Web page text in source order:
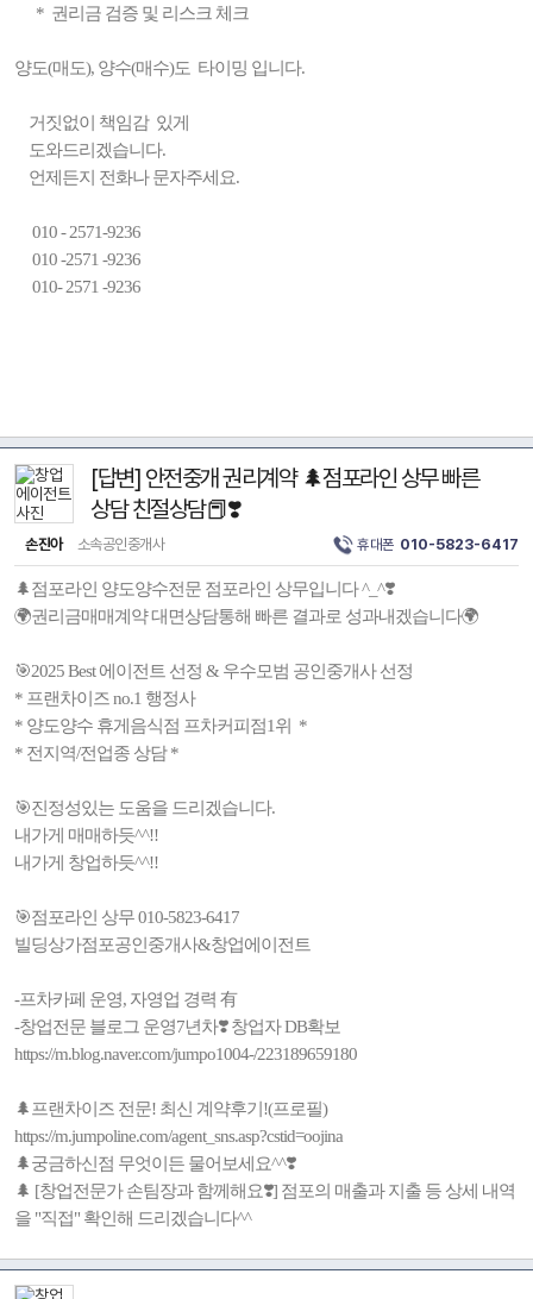
* 권리금 검증 및 리스크 체크
양도(매도), 양수(매수)도 타이밍 입니다.
거짓없이 책임감 있게
도와드리겠습니다.
언제든지 전화나 문자주세요.
010 - 2571-9236
010 -2571 -9236
010- 2571 -9236
[답변] 안전중개 권리계약 🌲점포라인 상무 빠른
상담 친절상담📕❣️
손진아 소속공인중개사 휴대폰 010-5823-6417
🌲점포라인 양도양수전문 점포라인 상무입니다 ^_^❣️
🌍권리금매매계약 대면상담통해 빠른 결과로 성과내겠습니다🌍
🎯2025 Best 에이전트 선정 & 우수모범 공인중개사 선정
* 프랜차이즈 no.1 행정사
* 양도양수 휴게음식점 프차커피점1위 *
* 전지역/전업종 상담 *
🎯진정성있는 도움을 드리겠습니다.
내가게 매매하듯^^!!
내가게 창업하듯^^!!
🎯점포라인 상무 010-5823-6417
빌딩상가점포공인중개사&창업에이전트
-프차카페 운영, 자영업 경력 有
-창업전문 블로그 운영7년차❣️ 창업자 DB확보
https://m.blog.naver.com/jumpo1004-/223189659180
🌲프랜차이즈 전문! 최신 계약후기!(프로필)
https://m.jumpoline.com/agent_sns.asp?cstid=oojina
🌲궁금하신점 무엇이든 물어보세요^^❣️
🌲 [창업전문가 손팀장과 함께해요❣️] 점포의 매출과 지출 등 상세 내역
을 "직접" 확인해 드리겠습니다^^